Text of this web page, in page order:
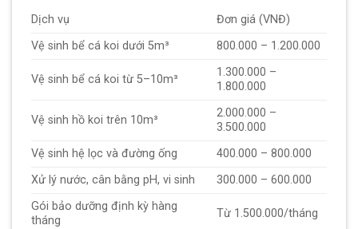
Dịch vụ
Đơn giá (VNĐ)
Vệ sinh bể cá koi dưới 5m³
800.000 – 1.200.000
Vệ sinh bể cá koi từ 5–10m³
1.300.000 –
1.800.000
Vệ sinh hồ koi trên 10m³
2.000.000 –
3.500.000
Vệ sinh hệ lọc và đường ống
400.000 – 800.000
Xử lý nước, cân bằng pH, vi sinh
300.000 – 600.000
Gói bảo dưỡng định kỳ hàng
tháng
Từ 1.500.000/tháng